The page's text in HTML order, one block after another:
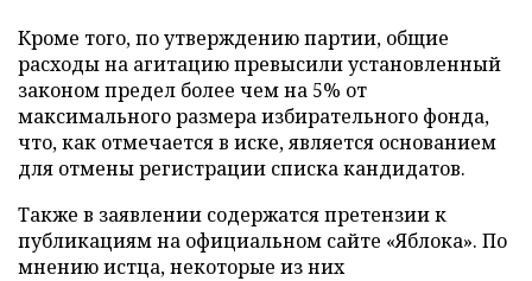
Кроме того, по утверждению партии, общие
расходы на агитацию превысили установленный
законом предел более чем на 5% от
максимального размера избирательного фонда,
что, как отмечается в иске, является основанием
для отмены регистрации списка кандидатов.
Также в заявлении содержатся претензии к
публикациям на официальном сайте «Яблока». По
мнению истца, некоторые из них